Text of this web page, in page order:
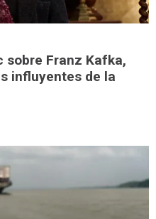
sobre Franz Kafka,
influyentes de la